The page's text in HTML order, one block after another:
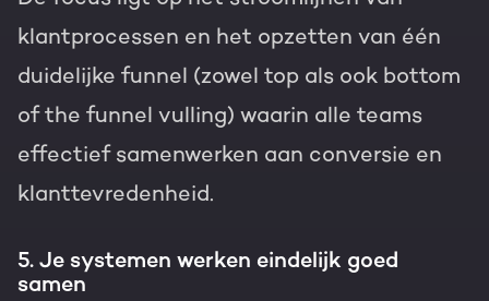
klantprocessen en het opzetten van één
duidelijke funnel (zowel top als ook bottom
of the funnel vulling) waarin alle teams
effectief samenwerken aan conversie en
klanttevredenheid.
5. Je systemen werken eindelijk goed
samen